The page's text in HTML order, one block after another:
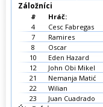
Záložníci
#
Hráč:
4
Cesc Fabregas
7
Ramires
8
Oscar
10
Eden Hazard
12
John Obi Mikel
21
Nemanja Matić
22
Wilian
23
Juan Cuadrado